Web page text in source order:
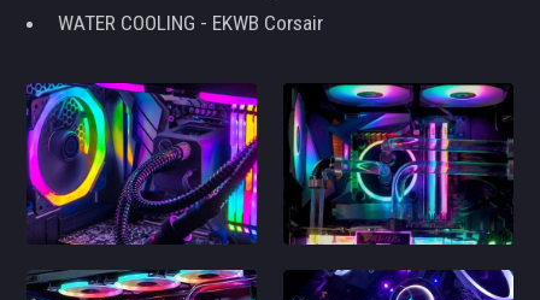
WATER COOLING - EKWB Corsair